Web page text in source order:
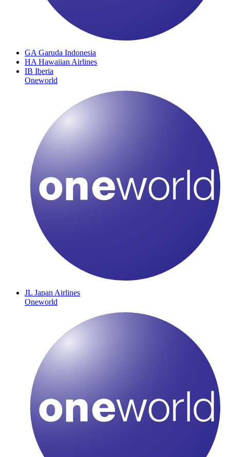
GA Garuda Indonesia
HA Hawaiian Airlines
IB Iberia
Oneworld
JL Japan Airlines
Oneworld